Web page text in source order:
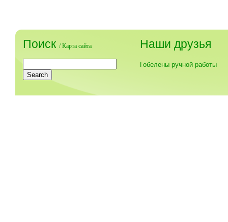
Поиск /Карта сайта Наши друзья
Гобелены ручной работы